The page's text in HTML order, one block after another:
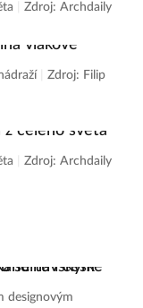
Zdroj: Archdaily
Zdroj: Filip
Zdroj: Archdaily
designovým